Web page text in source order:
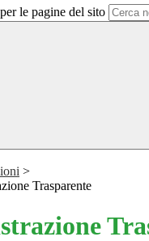
le pagine del sito
>
Trasparente